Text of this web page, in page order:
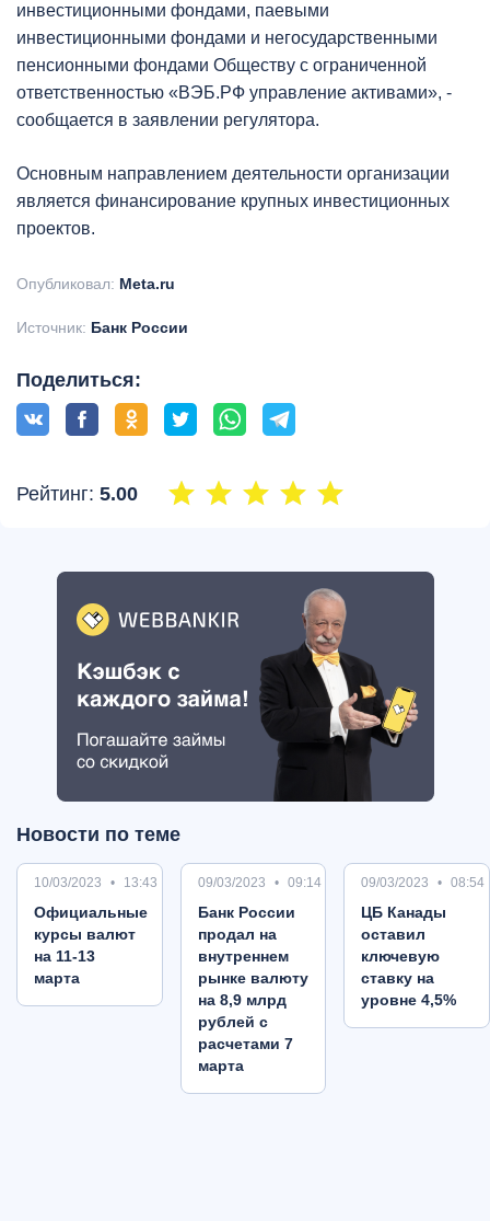
инвестиционными фондами, паевыми
инвестиционными фондами и негосударственными
пенсионными фондами Обществу с ограниченной
ответственностью «ВЭБ.РФ управление активами», -
сообщается в заявлении регулятора.
Основным направлением деятельности организации
является финансирование крупных инвестиционных
проектов.
Опубликовал: Meta.ru
Источник: Банк России
Поделиться:
Рейтинг: 5.00
Новости по теме
10/03/2023 13:43
Oфициальные
курсы валют
на 11-13
марта
09/03/2023 09:14
Банк России
продал на
внутреннем
рынке валюту
на 8,9 млрд
рублей с
расчетами 7
марта
09/03/2023 08:54
ЦБ Канады
оставил
ключевую
ставку на
уровне 4,5%